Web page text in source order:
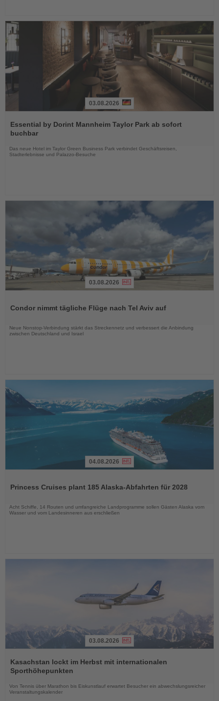
Sie
die
03.08.2026
Essential by Dorint Mannheim Taylor Park ab sofort
buchbar
Das neue Hotel im Taylor Green Business Park verbindet Geschäftsreisen,
Stadterlebnisse und Palazzo-Besuche
die
03.08.2026
Condor nimmt tägliche Flüge nach Tel Aviv auf
Neue Nonstop-Verbindung stärkt das Streckennetz und verbessert die Anbindung
zwischen Deutschland und Israel
die
04.08.2026
Princess Cruises plant 185 Alaska-Abfahrten für 2028
Acht Schiffe, 14 Routen und umfangreiche Landprogramme sollen Gästen Alaska vom
Wasser und vom Landesinneren aus erschließen
Sie
die
Nachrichten
03.08.2026
Kasachstan lockt im Herbst mit internationalen
Sporthöhepunkten
Von Tennis über Marathon bis Eiskunstlauf erwartet Besucher ein abwechslungsreicher
Veranstaltungskalender